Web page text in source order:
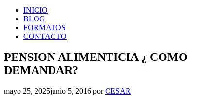
INICIO
BLOG
FORMATOS
CONTACTO
PENSION ALIMENTICIA ¿ COMO
DEMANDAR?
mayo 25, 2025junio 5, 2016 porCESAR